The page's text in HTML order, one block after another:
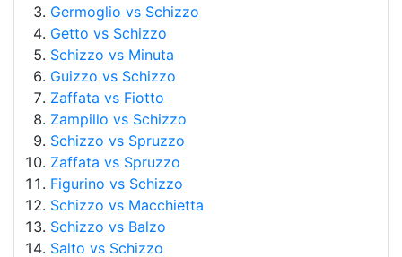
Germoglio vs Schizzo
Getto vs Schizzo
Schizzo vs Minuta
Guizzo vs Schizzo
Zaffata vs Fiotto
Zampillo vs Schizzo
Schizzo vs Spruzzo
Zaffata vs Spruzzo
Figurino vs Schizzo
Schizzo vs Macchietta
Schizzo vs Balzo
Salto vs Schizzo